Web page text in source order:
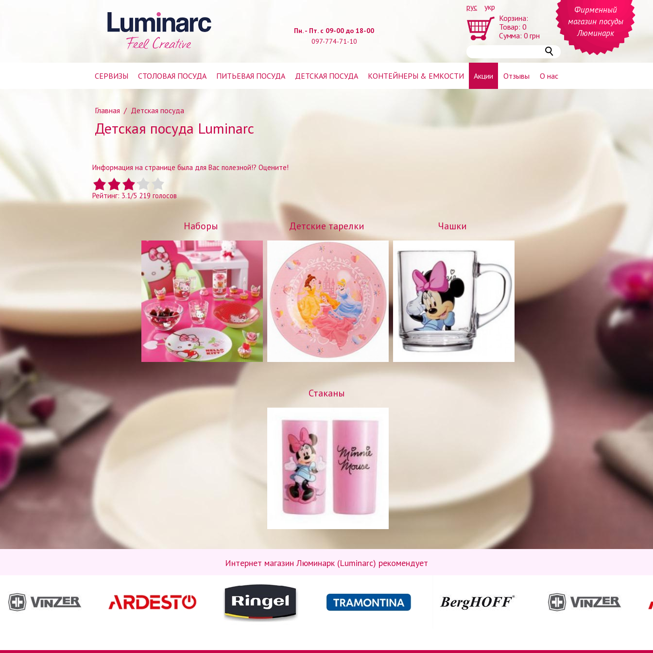
рус
укр
Корзина:
Товар: 0
Сумма: 0 грн
Пн. - Пт. с 09-00 до 18-00
097-774-71-10
Фирменный
магазин посуды
Люминарк
СЕРВИЗЫ СТОЛОВАЯ ПОСУДА ПИТЬЕВАЯ ПОСУДА ДЕТСКАЯ ПОСУДА КОНТЕЙНЕРЫ & ЕМКОСТИ Акции Отзывы О нас
Главная / Детская посуда
Детская посуда Luminarc
Информация на странице была для Вас полезной!? Оцените!
Рейтинг: 3.1/5 219 голосов
Наборы Детские тарелки Чашки
Стаканы
Интернет магазин Люминарк (Luminarc) рекомендует